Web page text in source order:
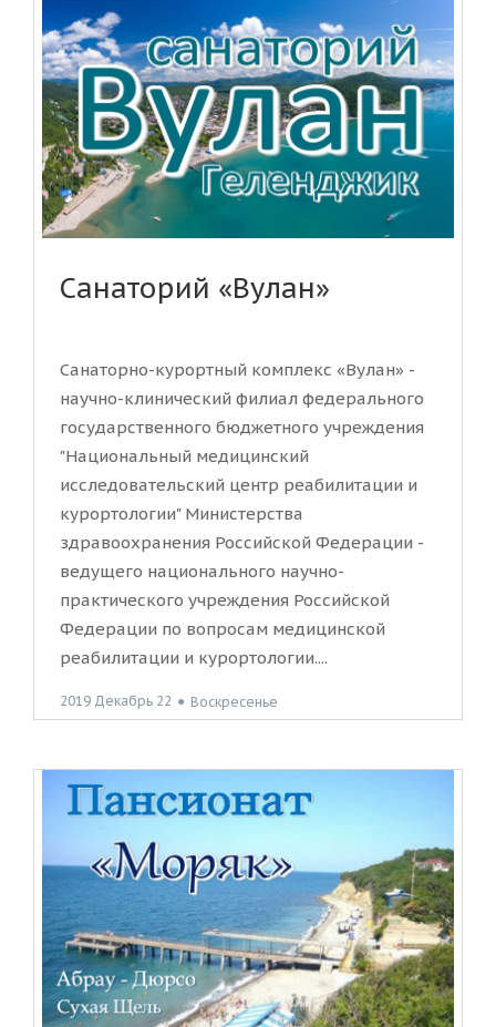
Санаторий «Вулан»
Санаторно-курортный комплекс «Вулан» -
научно-клинический филиал федерального
государственного бюджетного учреждения
"Национальный медицинский
исследовательский центр реабилитации и
курортологии" Министерства
здравоохранения Российской Федерации -
ведущего национального научно-
практического учреждения Российской
Федерации по вопросам медицинской
реабилитации и курортологии....
2019 Декабрь 22 ● Воскресенье